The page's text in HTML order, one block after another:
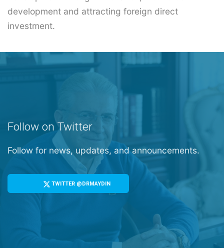
development and attracting foreign direct
investment.
Follow on Twitter
Follow for news, updates, and announcements.
TWITTER @DRMAYDIN